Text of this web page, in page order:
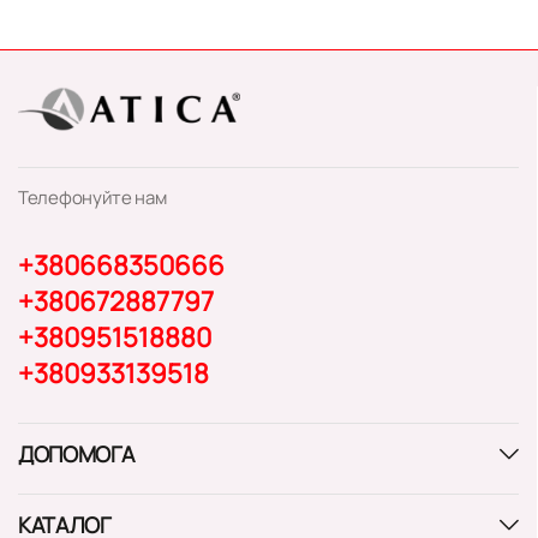
Телефонуйте нам
+380668350666
+380672887797
+380951518880
+380933139518
ДОПОМОГА
КАТАЛОГ